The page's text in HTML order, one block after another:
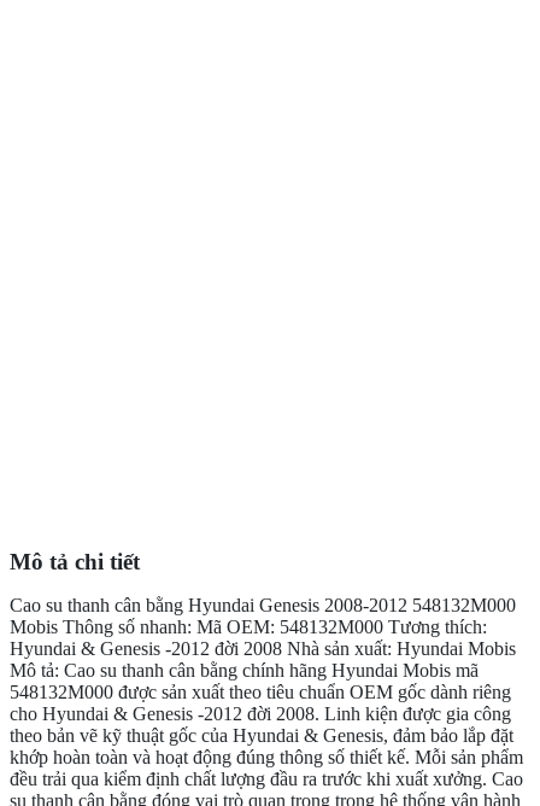
Mô tả chi tiết
Cao su thanh cân bằng Hyundai Genesis 2008-2012 548132M000
Mobis Thông số nhanh: Mã OEM: 548132M000 Tương thích:
Hyundai & Genesis -2012 đời 2008 Nhà sản xuất: Hyundai Mobis
Mô tả: Cao su thanh cân bằng chính hãng Hyundai Mobis mã
548132M000 được sản xuất theo tiêu chuẩn OEM gốc dành riêng
cho Hyundai & Genesis -2012 đời 2008. Linh kiện được gia công
theo bản vẽ kỹ thuật gốc của Hyundai & Genesis, đảm bảo lắp đặt
khớp hoàn toàn và hoạt động đúng thông số thiết kế. Mỗi sản phẩm
đều trải qua kiểm định chất lượng đầu ra trước khi xuất xưởng. Cao
su thanh cân bằng đóng vai trò quan trọng trong hệ thống vận hành